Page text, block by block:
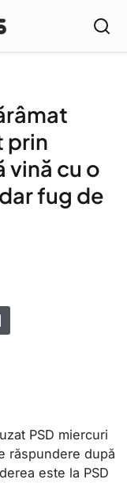
prin
vină cu o
fug de
PSD miercuri
răspundere după
este la PSD